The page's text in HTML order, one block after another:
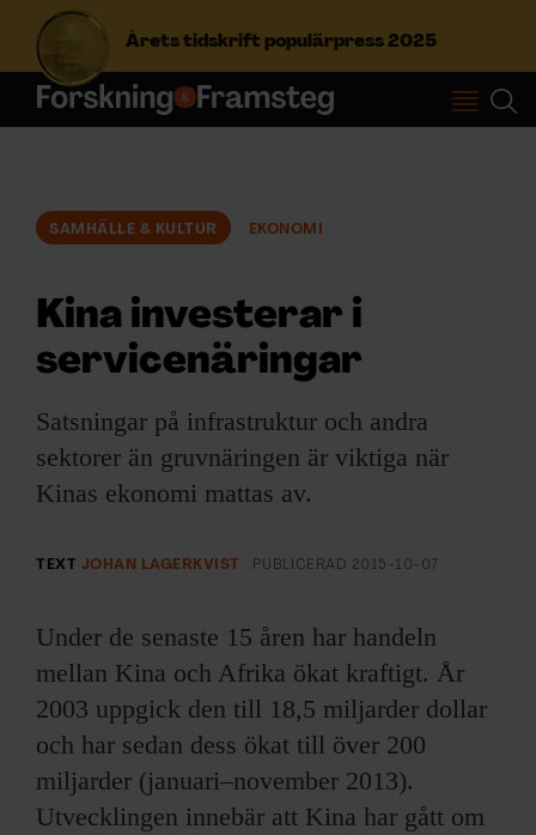
Årets tidskrift populärpress 2025
S
f
r
:
Prenumerera
Logga in
NYHETSBREV
ÄMNEN
EVENEMANG & RESOR
SHOP
KONTAKTA F&F
SAMHÄLLE & KULTUR EKONOMI
Kina investerar i
servicenäringar
Satsningar på infrastruktur och andra
sektorer än gruvnäringen är viktiga när
Kinas ekonomi mattas av.
TEXT JOHAN LAGERKVIST PUBLICERAD 2015-10-07
Under de senaste 15 åren har handeln
mellan Kina och Afrika ökat kraftigt. År
2003 uppgick den till 18,5 miljarder dollar
och har sedan dess ökat till över 200
miljarder (januari–november 2013).
Utvecklingen innebär att Kina har gått om